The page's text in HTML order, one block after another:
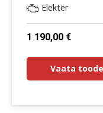
Elekter
1 190,00 €
Vaata